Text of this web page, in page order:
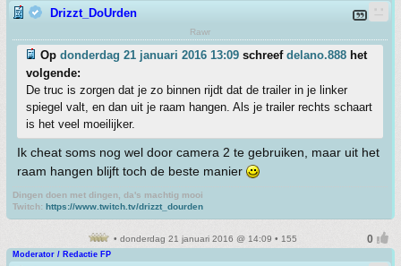
Drizzt_DoUrden
Rawr
Op donderdag 21 januari 2016 13:09 schreef delano.888 het
volgende:
De truc is zorgen dat je zo binnen rijdt dat de trailer in je linker
spiegel valt, en dan uit je raam hangen. Als je trailer rechts schaart
is het veel moeilijker.
Ik cheat soms nog wel door camera 2 te gebruiken, maar uit het
raam hangen blijft toch de beste manier
Dingen doen met dingen, da's machtig mooi
Twitch: https://www.twitch.tv/drizzt_dourden
• donderdag 21 januari 2016 @ 14:09 • 155
Moderator / Redactie FP